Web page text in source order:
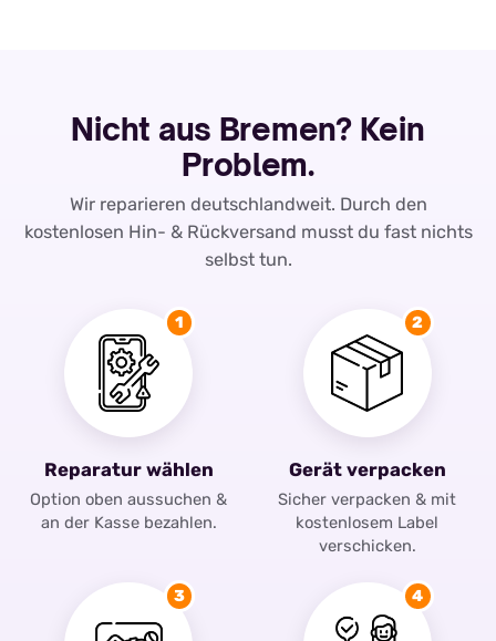
Nicht aus Bremen? Kein
Problem.
Wir reparieren deutschlandweit. Durch den
kostenlosen Hin- & Rückversand musst du fast nichts
selbst tun.
1
Reparatur wählen
Option oben aussuchen &
an der Kasse bezahlen.
2
Gerät verpacken
Sicher verpacken & mit
kostenlosem Label
verschicken.
3 4